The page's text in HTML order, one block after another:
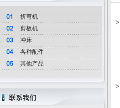
折弯机
剪板机
冲床
各种配件
其他产品
>
>